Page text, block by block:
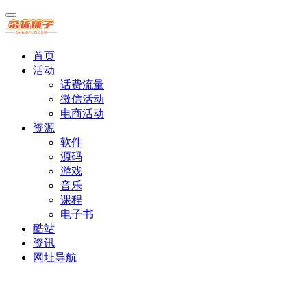
首页
活动
话费流量
微信活动
电商活动
资源
软件
源码
游戏
音乐
课程
电子书
酷站
资讯
网址导航